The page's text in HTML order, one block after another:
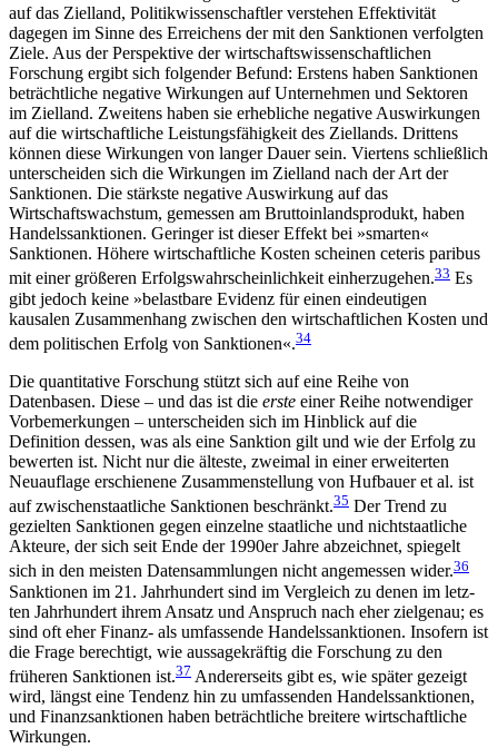
auf das Zielland, Politikwissenschaftler verstehen Effektivität
dagegen im Sinne des Erreichens der mit den Sank­tionen verfolgten
Ziele. Aus der Perspektive der wirt­schaftswissenschaftlichen
Forschung ergibt sich fol­gender Befund: Erstens haben Sanktionen
beträcht­liche negative Wirkungen auf Unternehmen und Sektoren
im Zielland. Zweitens haben sie erhebliche negative Auswirkungen
auf die wirtschaftliche Leis­tungsfähigkeit des Ziellands. Drittens
können diese Wirkungen von langer Dauer sein. Viertens schließlich
unterscheiden sich die Wirkungen im Zielland nach der Art der
Sanktionen. Die stärkste negative Auswirkung auf das
Wirtschaftswachstum, gemessen am Bruttoinlandsprodukt, haben
Handelssanktionen. Geringer ist dieser Effekt bei »smarten«
Sanktionen. Höhere wirtschaftliche Kosten scheinen ceteris pari­bus
mit einer größeren Erfolgswahrscheinlichkeit einherzugehen.33 Es
gibt jedoch keine »belastbare Evidenz für einen eindeutigen
kausalen Zusammenhang zwischen den wirtschaftlichen Kosten und
dem politischen Erfolg von Sanktionen«.34
Die quantitative Forschung stützt sich auf eine Reihe von
Datenbasen. Diese – und das ist die erste einer Reihe notwendiger
Vorbemerkungen – unter­scheiden sich im Hinblick auf die
Definition dessen, was als eine Sanktion gilt und wie der Erfolg zu
be­werten ist. Nicht nur die älteste, zweimal in einer erweiterten
Neuauflage erschienene Zusammen­stel­lung von Hufbauer et al. ist
auf zwischenstaatliche Sanktionen beschränkt.35 Der Trend zu
gezielten Sanktionen gegen einzelne staatliche und nichtstaatliche
Akteure, der sich seit Ende der 1990er Jahre abzeichnet, spiegelt
sich in den meisten Datensammlungen nicht angemessen wider.36
Sanktionen im 21. Jahrhundert sind im Vergleich zu denen im letz­
ten Jahrhundert ihrem Ansatz und Anspruch nach eher zielgenau; es
sind oft eher Finanz- als umfassende Handelssanktionen. Insofern ist
die Frage berech­tigt, wie aussagekräftig die Forschung zu den
früheren Sanktionen ist.37 Andererseits gibt es, wie später ge­zeigt
wird, längst eine Tendenz hin zu umfassenden Handelssanktionen,
und Finanzsanktionen haben beträchtliche breitere wirtschaftliche
Wirkungen.